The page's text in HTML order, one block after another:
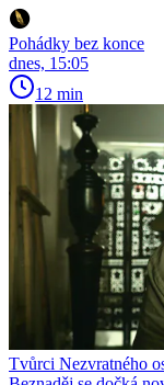
Pohádky bez konce
dnes, 15:05
12 min
Tvůrci Nezvratného